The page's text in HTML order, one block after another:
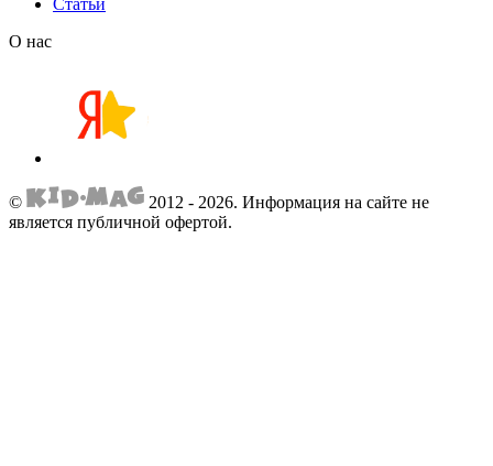
Статьи
О нас
© 2012 - 2026. Информация на сайте не
является публичной офертой.